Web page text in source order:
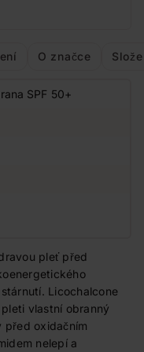
O značce
SPF 50+
pleť před
Licochalcone
vlastní obranný
před oxidačním
nelepí a